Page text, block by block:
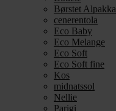
Børstet Alpakka
cenerentola
Eco Baby
Eco Melange
Eco Soft
Eco Soft fine
Kos
midnatssol
Nellie
Parigi